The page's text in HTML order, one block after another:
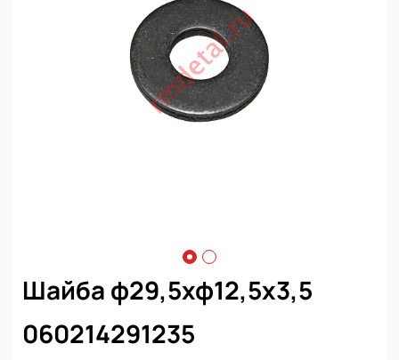
Шайба ф29,5хф12,5х3,5
060214291235